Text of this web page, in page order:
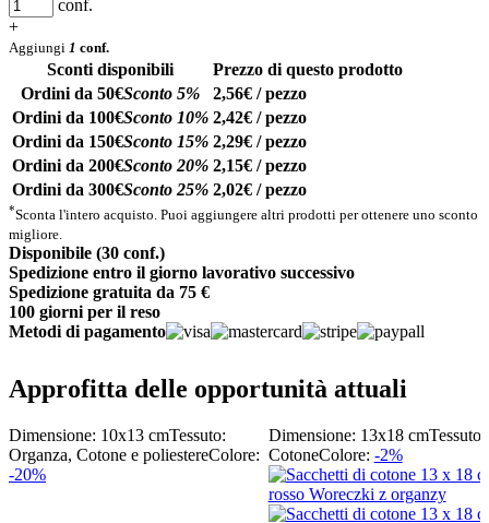
conf.
+
Aggiungi 1 conf.
Sconti disponibili
Prezzo di questo prodotto
Ordini da 50€Sconto 5%
2,56€ / pezzo
Ordini da 100€Sconto 10% 2,42€ / pezzo
Ordini da 150€Sconto 15% 2,29€ / pezzo
Ordini da 200€Sconto 20% 2,15€ / pezzo
Ordini da 300€Sconto 25% 2,02€ / pezzo
*Sconta l'intero acquisto. Puoi aggiungere altri prodotti per ottenere uno sconto
migliore.
Disponibile (30 conf.)
Spedizione entro il giorno lavorativo successivo
Spedizione gratuita da 75 €
100 giorni per il reso
Metodi di pagamento
Approfitta delle opportunità attuali
Dimensione: 10x13 cmTessuto:
Organza, Cotone e poliestereColore:
-20%
Dimensione: 13x18 cmTessuto:
CotoneColore: -2%